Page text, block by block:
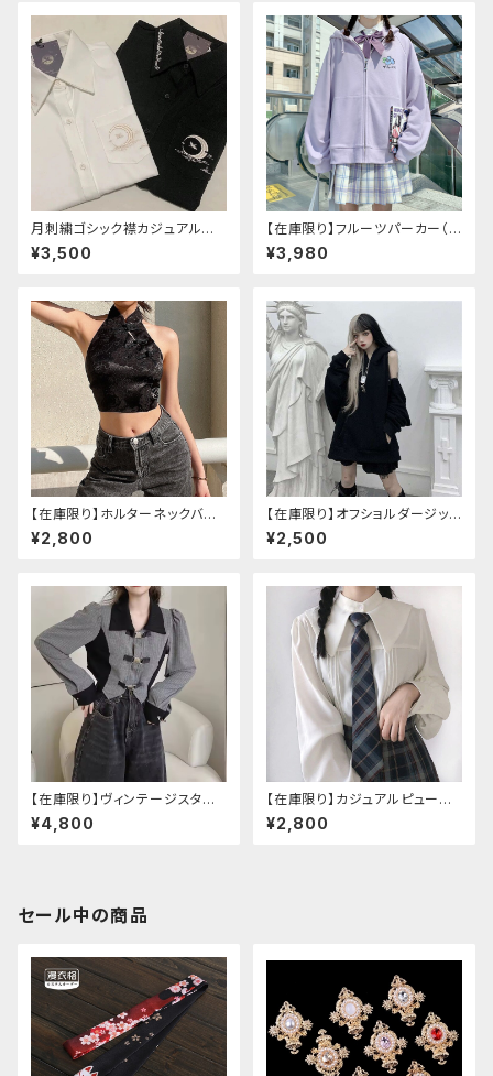
月刺繍ゴシック襟カジュアルブラ
ウス(長袖)
¥3,500
【在庫限り】フルーツパーカー（ブ
ルべリ、ブドウ、キウイ、チェリー、
ぶどう
¥3,980
【在庫限り】ホルターネックバッ
クリボンチャイナシャツ
¥2,800
【在庫限り】オフショルダージップ
パーカー
¥2,500
【在庫限り】ヴィンテージスタイ
ルバックルベルトシャツ
¥4,800
【在庫限り】カジュアルピューリ
タンカラープレッピーブラウス
¥2,800
セール中の商品